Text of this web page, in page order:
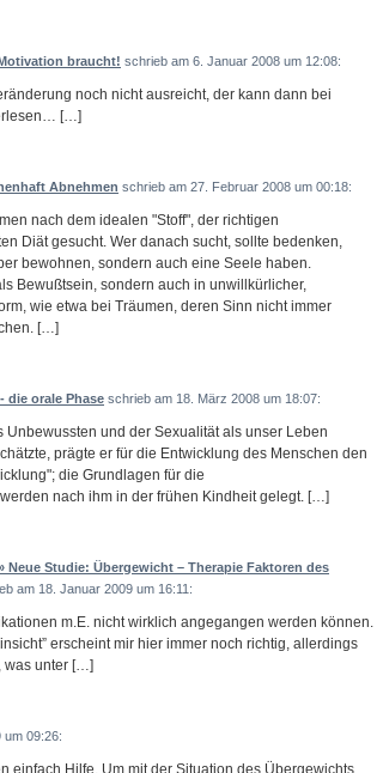
braucht! schrieb am 6. Januar 2008 um 12:08:
noch nicht ausreicht, der kann dann bei
[…]
Abnehmen schrieb am 27. Februar 2008 um 00:18:
nach dem idealen "Stoff", der richtigen
Diät gesucht. Wer danach sucht, sollte bedenken,
bewohnen, sondern auch eine Seele haben.
Bewußtsein, sondern auch in unwillkürlicher,
wie etwa bei Träumen, deren Sinn nicht immer
[…]
die orale Phase schrieb am 18. März 2008 um 18:07:
und der Sexualität als unser Leben
prägte er für die Entwicklung des Menschen den
die Grundlagen für die
nach ihm in der frühen Kindheit gelegt. […]
Neue Studie: Übergewicht – Therapie Faktoren des
am 18. Januar 2009 um 16:11:
m.E. nicht wirklich angegangen werden können.
erscheint mir hier immer noch richtig, allerdings
was unter […]
um 09:26:
einfach Hilfe. Um mit der Situation des Übergewichts